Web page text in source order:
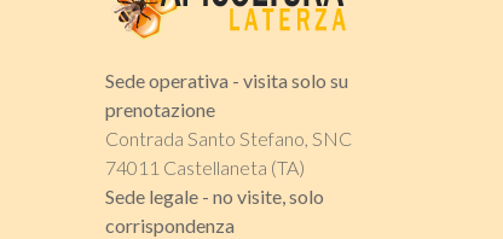
Sede operativa - visita solo su
prenotazione
Contrada Santo Stefano, SNC
74011 Castellaneta (TA)
Sede legale - no visite, solo
corrispondenza